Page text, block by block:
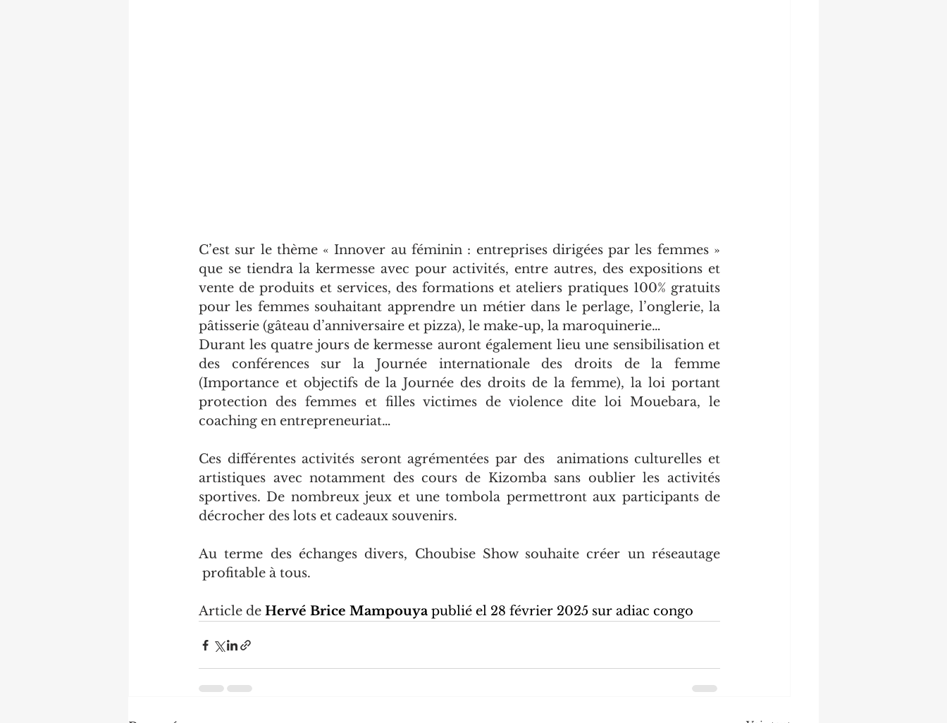
C’est sur le thème « Innover au féminin : entreprises dirigées par les femmes »
que se tiendra la kermesse avec pour activités, entre autres, des expositions et
vente de produits et services, des formations et ateliers pratiques 100% gratuits
pour les femmes souhaitant apprendre un métier dans le perlage, l’onglerie, la
pâtisserie (gâteau d’anniversaire et pizza), le make-up, la maroquinerie…
Durant les quatre jours de kermesse auront également lieu une sensibilisation et
des conférences sur la Journée internationale des droits de la femme
(Importance et objectifs de la Journée des droits de la femme), la loi portant
protection des femmes et filles victimes de violence dite loi Mouebara, le
coaching en entrepreneuriat…
Ces différentes activités seront agrémentées par des  animations culturelles et
artistiques avec notamment des cours de Kizomba sans oublier les activités
sportives. De nombreux jeux et une tombola permettront aux participants de
décrocher des lots et cadeaux souvenirs.
Au terme des échanges divers, Choubise Show souhaite créer un réseautage
profitable à tous.
Article de Hervé Brice Mampouya publié el 28 février 2025 sur adiac congo